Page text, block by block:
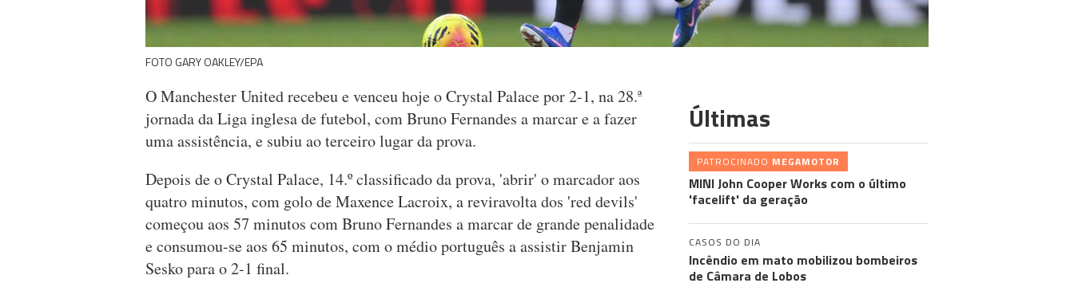
FOTO GARY OAKLEY/EPA
O Manchester United recebeu e venceu hoje o Crystal Palace por 2-1, na 28.ª
jornada da Liga inglesa de futebol, com Bruno Fernandes a marcar e a fazer
uma assistência, e subiu ao terceiro lugar da prova.
Depois de o Crystal Palace, 14.º classificado da prova, 'abrir' o marcador aos
quatro minutos, com golo de Maxence Lacroix, a reviravolta dos 'red devils'
começou aos 57 minutos com Bruno Fernandes a marcar de grande penalidade
e consumou-se aos 65 minutos, com o médio português a assistir Benjamin
Sesko para o 2-1 final.
Últimas
PATROCINADO MEGAMOTOR
MINI John Cooper Works com o último
'facelift' da geração
CASOS DO DIA
Incêndio em mato mobilizou bombeiros
de Câmara de Lobos